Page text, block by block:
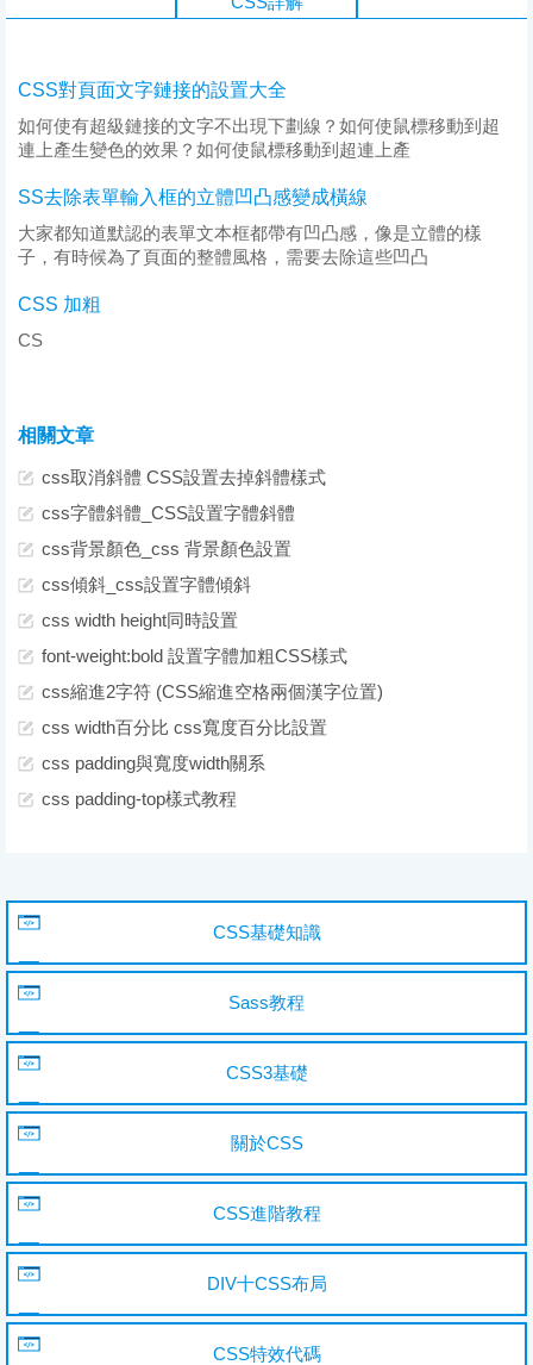
CSS對頁面文字鏈接的設置大全
如何使有超級鏈接的文字不出現下劃線？如何使鼠標移動到超
連上產生變色的效果？如何使鼠標移動到超連上產
SS去除表單輸入框的立體凹凸感變成橫線
大家都知道默認的表單文本框都帶有凹凸感，像是立體的樣
子，有時候為了頁面的整體風格，需要去除這些凹凸
CSS 加粗
CS
相關文章
css取消斜體 CSS設置去掉斜體樣式
css字體斜體_CSS設置字體斜體
css背景顏色_css 背景顏色設置
css傾斜_css設置字體傾斜
css width height同時設置
font-weight:bold 設置字體加粗CSS樣式
css縮進2字符 (CSS縮進空格兩個漢字位置)
css width百分比 css寬度百分比設置
css padding與寬度width關系
css padding-top樣式教程
CSS基礎知識
Sass教程
CSS3基礎
關於CSS
CSS進階教程
DIV十CSS布局
CSS特效代碼